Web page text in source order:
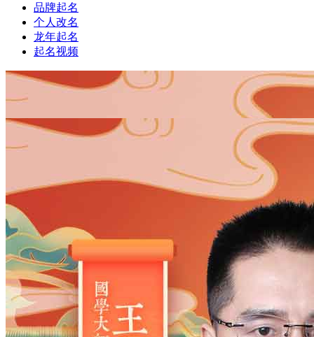
品牌起名
个人改名
龙年起名
起名视频
男
男 女
出生时间
2026年 日9 55分
年